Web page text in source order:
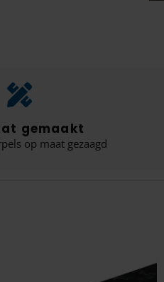
gemaakt
op maat gezaagd